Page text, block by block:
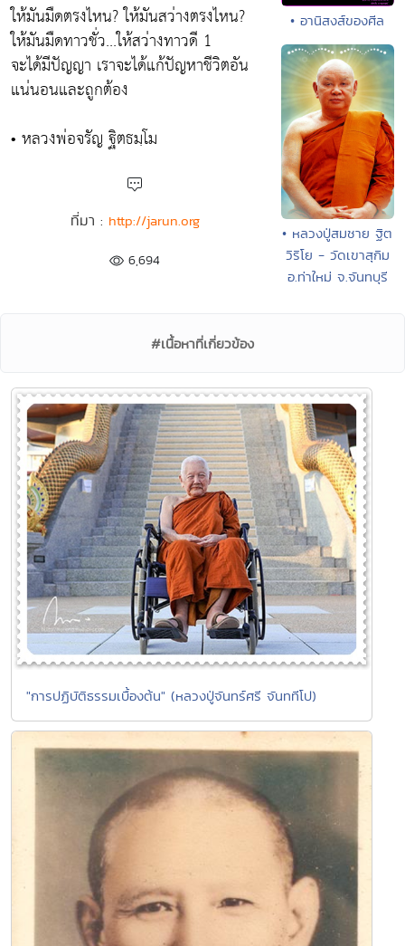
ให้มันมืดตรงไหน? ให้มันสว่างตรงไหน?
ให้มันมืดทาวชั่ว...ให้สว่างทาวดี 1
จะได้มีปัญญา เราจะได้แก้ปัญหาชีวิตอัน
แน่นอนและถูกต้อง
• หลวงพ่อจรัญ ฐิตธมฺโม
ที่มา : http://jarun.org
6,694
• อานิสงส์ของศีล
• หลวงปู่สมชาย ฐิต
วิริโย - วัดเขาสุกิม
อ.ท่าใหม่ จ.จันทบุรี
#เนื้อหาที่เกี่ยวข้อง
"การปฏิบัติธรรมเบื้องต้น" (หลวงปู่จันทร์ศรี จันททีโป)